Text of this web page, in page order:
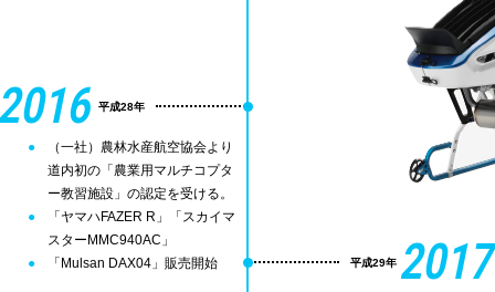
平成28年
（一社）農林水産航空協会より
道内初の「農業用マルチコプタ
ー教習施設」の認定を受ける。
「ヤマハFAZER R」「スカイマ
スターMMC940AC」
「Mulsan DAX04」販売開始
2017
平成29年